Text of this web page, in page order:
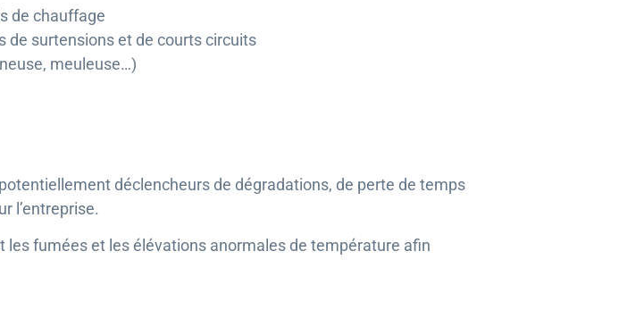
de chauffage
de surtensions et de courts circuits
meuleuse…)
déclencheurs de dégradations, de perte de temps
l’entreprise.
fumées et les élévations anormales de température afin